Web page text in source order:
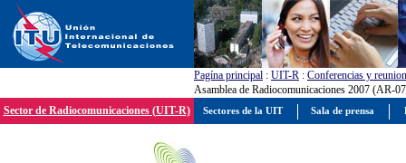
Pagína principal : UIT-R : Conferencias y
Asamblea de Radiocomunicaciones 2007 (AR-
Sector de Radiocomunicaciones (UIT-R)
Sectores de la UIT Sala de prensa